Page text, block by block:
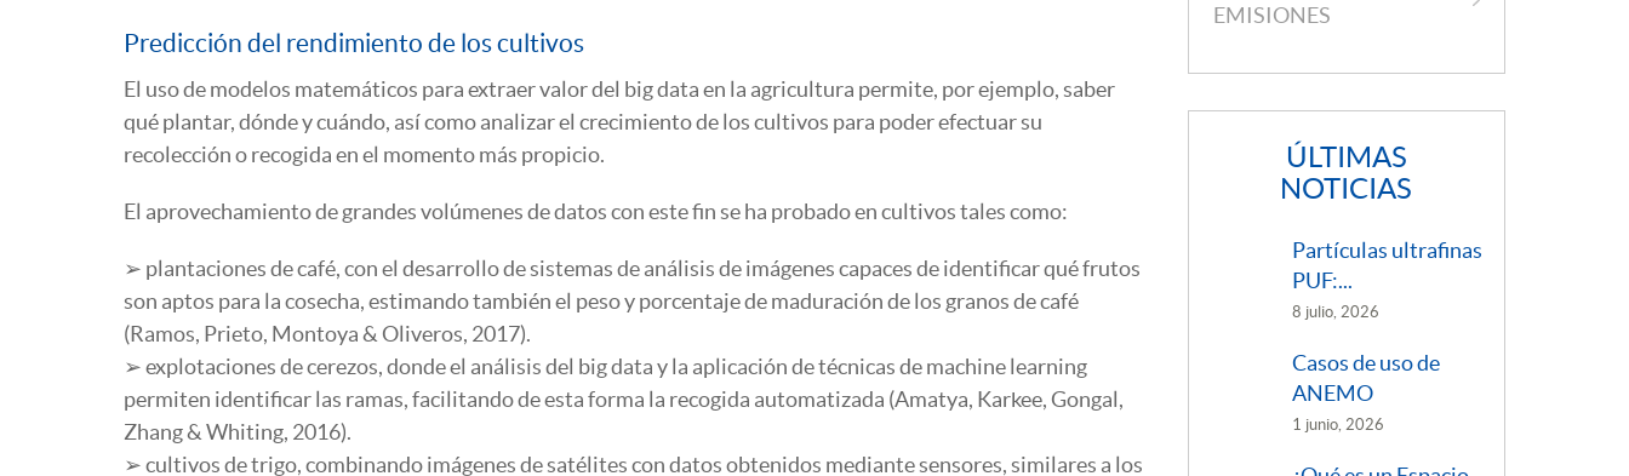
Predicción del rendimiento de los cultivos
El uso de modelos matemáticos para extraer valor del big data en la agricultura permite, por ejemplo, saber
qué plantar, dónde y cuándo, así como analizar el crecimiento de los cultivos para poder efectuar su
recolección o recogida en el momento más propicio.
El aprovechamiento de grandes volúmenes de datos con este fin se ha probado en cultivos tales como:
➢ plantaciones de café, con el desarrollo de sistemas de análisis de imágenes capaces de identificar qué frutos
son aptos para la cosecha, estimando también el peso y porcentaje de maduración de los granos de café
(Ramos, Prieto, Montoya & Oliveros, 2017).
➢ explotaciones de cerezos, donde el análisis del big data y la aplicación de técnicas de machine learning
permiten identificar las ramas, facilitando de esta forma la recogida automatizada (Amatya, Karkee, Gongal,
Zhang & Whiting, 2016).
➢ cultivos de trigo, combinando imágenes de satélites con datos obtenidos mediante sensores, similares a los
EMISIONES
ÚLTIMAS
NOTICIAS
Partículas ultrafinas
PUF:...
8 julio, 2026
Casos de uso de
ANEMO
1 junio, 2026